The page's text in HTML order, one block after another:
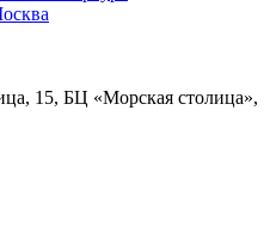
15, БЦ «Морская столица»,